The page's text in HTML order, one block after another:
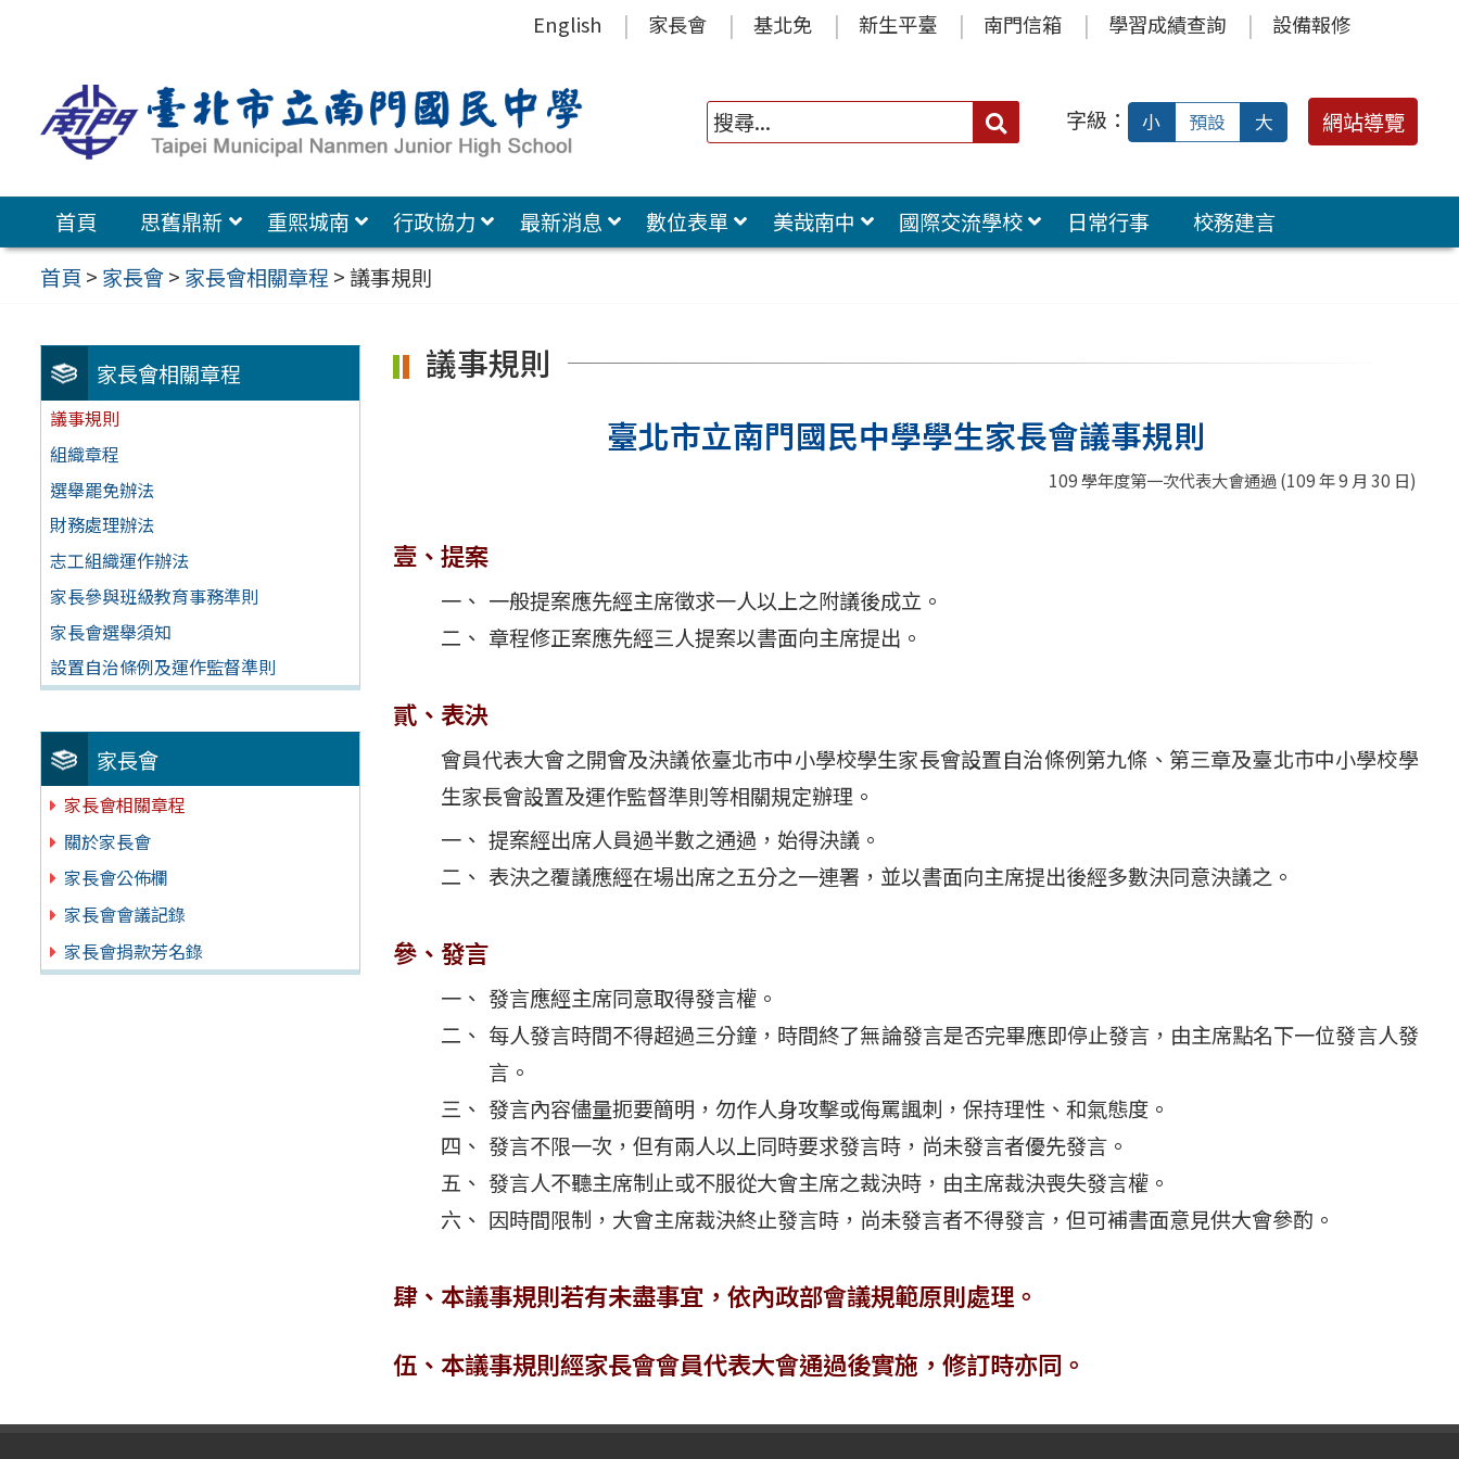
容
區
English 家長會 基北免 新生平臺 南門信箱 學習成績查詢 設備報修
搜
字級： 小 預設 大 網站導覽
首頁 思舊鼎新 重熙城南 行政協力 最新消息 數位表單 美哉南中 國際交流學校 日常行事
校務建言
首頁 > 家長會> 家長會相關章程 > 議事規則
家長會相關章程
議事規則
組織章程
選舉罷免辦法
財務處理辦法
志工組織運作辦法
家長參與班級教育事務準則
家長會選舉須知
設置自治條例及運作監督準則
家長會
家長會相關章程
關於家長會
家長會公佈欄
家長會會議記錄
家長會捐款芳名錄
議事規則
臺北市立南門國民中學學生家長會議事規則
109 學年度第一次代表大會通過 (109 年 9 月 30 日)
壹、提案
一般提案應先經主席徵求一人以上之附議後成立。
章程修正案應先經三人提案以書面向主席提出。
貳、表決
會員代表大會之開會及決議依臺北市中小學校學生家長會設置自治條例第九條、第三章及臺北市中小學校學
生家長會設置及運作監督準則等相關規定辦理。
提案經出席人員過半數之通過，始得決議。
表決之覆議應經在場出席之五分之一連署，並以書面向主席提出後經多數決同意決議之。
參、發言
發言應經主席同意取得發言權。
每人發言時間不得超過三分鐘，時間終了無論發言是否完畢應即停止發言，由主席點名下一位發言人發
言。
發言內容儘量扼要簡明，勿作人身攻擊或侮罵諷刺，保持理性、和氣態度。
發言不限一次，但有兩人以上同時要求發言時，尚未發言者優先發言。
發言人不聽主席制止或不服從大會主席之裁決時，由主席裁決喪失發言權。
因時間限制，大會主席裁決終止發言時，尚未發言者不得發言，但可補書面意見供大會參酌。
肆、本議事規則若有未盡事宜，依內政部會議規範原則處理。
伍、本議事規則經家長會會員代表大會通過後實施，修訂時亦同。